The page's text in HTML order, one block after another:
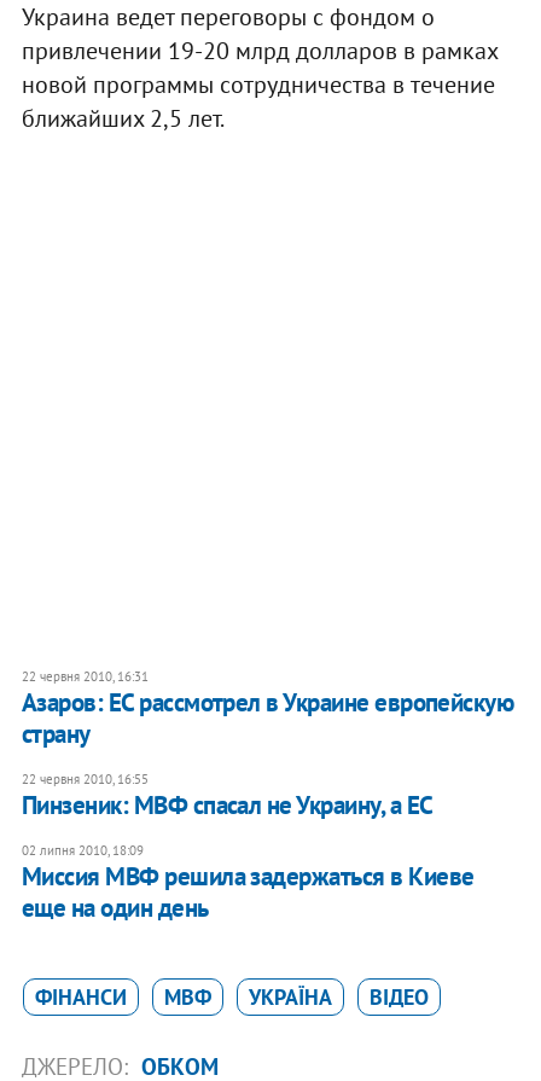
Украина ведет переговоры с фондом о
привлечении 19-20 млрд долларов в рамках
новой программы сотрудничества в течение
ближайших 2,5 лет.
22 червня 2010, 16:31
Азаров: ЕС рассмотрел в Украине европейскую
страну
22 червня 2010, 16:55
Пинзеник: МВФ спасал не Украину, а ЕС
02 липня 2010, 18:09
Миссия МВФ решила задержаться в Киеве
еще на один день
ФІНАНСИ МВФ УКРАЇНА ВІДЕО
ДЖЕРЕЛО: ОБКОМ